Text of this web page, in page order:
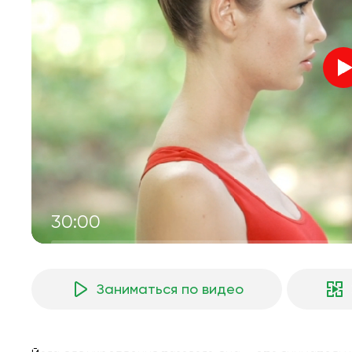
30:00
Заниматься по видео